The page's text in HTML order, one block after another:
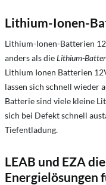
Lithium-Ionen-
Lithium-Ionen-Batterien
anders als dieLithium-
Lithium Ionen Batterien
lassen sich schnell wieder
Batterie sind viele kleine
sich bei Defekt schnell
Tiefentladung.
LEAB und EZA
Energielösungen